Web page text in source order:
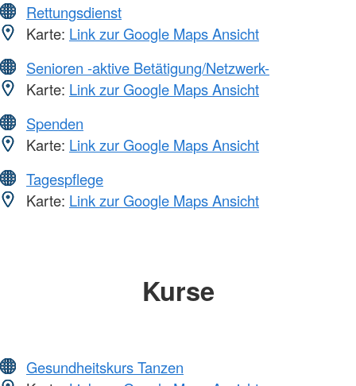
Rettungsdienst
Karte: Link zur Google Maps Ansicht
Senioren -aktive Betätigung/Netzwerk-
Karte: Link zur Google Maps Ansicht
Spenden
Karte: Link zur Google Maps Ansicht
Tagespflege
Karte: Link zur Google Maps Ansicht
Kurse
Gesundheitskurs Tanzen